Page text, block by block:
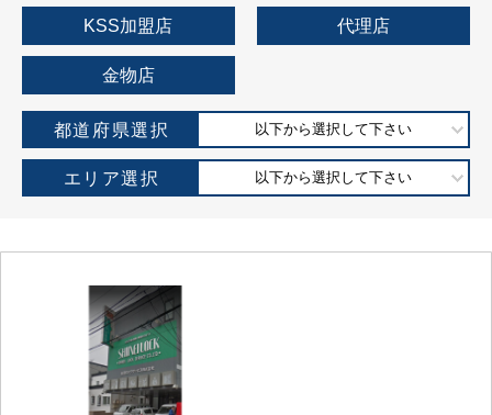
KSS加盟店 代理店
金物店
都道府県選択 以下から選択して下さい
エリア選択 以下から選択して下さい